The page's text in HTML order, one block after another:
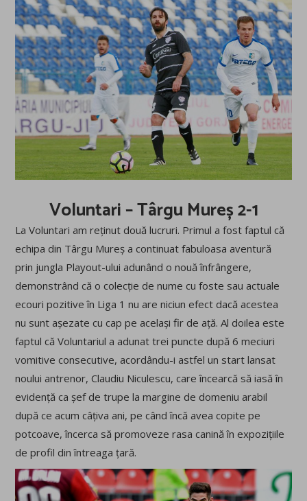
Voluntari – Târgu Mureș 2-1
La Voluntari am reținut două lucruri. Primul a fost faptul că
echipa din Târgu Mureș a continuat fabuloasa aventură
prin jungla Playout-ului adunând o nouă înfrângere,
demonstrând că o colecție de nume cu foste sau actuale
ecouri pozitive în Liga 1 nu are niciun efect dacă acestea
nu sunt așezate cu cap pe același fir de ață. Al doilea este
faptul că Voluntariul a adunat trei puncte după 6 meciuri
vomitive consecutive, acordându-i astfel un start lansat
noului antrenor, Claudiu Niculescu, care încearcă să iasă în
evidență ca șef de trupe la margine de domeniu arabil
după ce acum câțiva ani, pe când încă avea copite pe
potcoave, încerca să promoveze rasa canină în expozițiile
de profil din întreaga țară.